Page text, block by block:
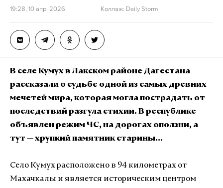
19:28, 10 апр. 2026 Коллаж: Daily Storm
В селе Кумух в Лакском районе Дагестана
рассказали о судьбе одной из самых древних
мечетей мира, которая могла пострадать от
последствий разгула стихии. В республике
объявлен режим ЧС, на дорогах оползни, а
тут — хрупкий памятник старины...
Село Кумух расположено в 94 километрах от
Махачкалы и является историческим центром